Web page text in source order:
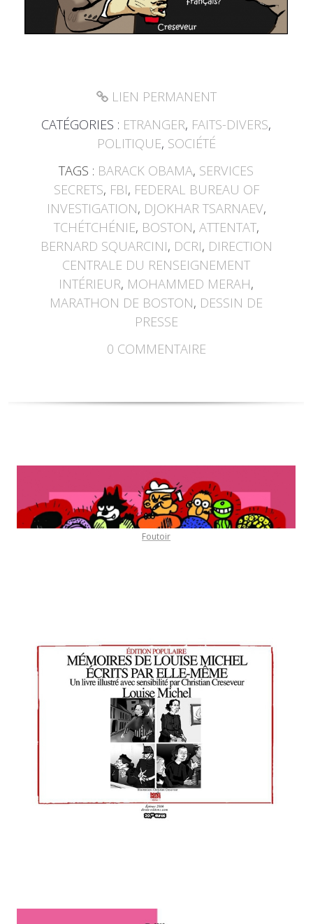
LIEN PERMANENT
CATÉGORIES : ETRANGER, FAITS-DIVERS,
POLITIQUE, SOCIÉTÉ
TAGS : BARACK OBAMA, SERVICES
SECRETS, FBI, FEDERAL BUREAU OF
INVESTIGATION, DJOKHAR TSARNAEV,
TCHÉTCHÉNIE, BOSTON, ATTENTAT,
BERNARD SQUARCINI, DCRI, DIRECTION
CENTRALE DU RENSEIGNEMENT
INTÉRIEUR, MOHAMMED MERAH,
MARATHON DE BOSTON, DESSIN DE
PRESSE
0 COMMENTAIRE
Foutoir